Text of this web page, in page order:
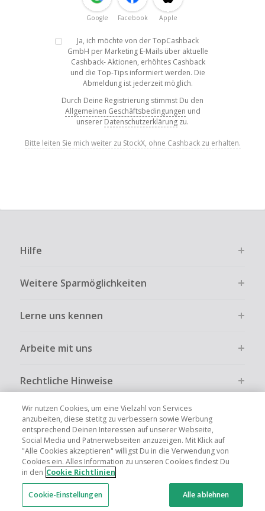
Google Facebook Apple
Ja, ich möchte von der TopCashback
GmbH per Marketing E-Mails über aktuelle
Cashback- Aktionen, erhöhtes Cashback
und die Top-Tips informiert werden. Die
Abmeldung ist jederzeit möglich.
Durch Deine Registrierung stimmst Du den
Allgemeinen Geschäftsbedingungen und
unserer Datenschutzerklärung zu.
Bitte leiten Sie mich weiter zu StockX, ohne Cashback zu erhalten.
Hilfe
Weitere Sparmöglichkeiten
Lerne uns kennen
Arbeite mit uns
Rechtliche Hinweise
Globale Websites UK US CN JP FR AU IT
Wir nutzen Cookies, um eine Vielzahl von Services
anzubeiten, diese stetitg zu verbessern sowie Werbung
entsprechend Deinen Interessen auf unserer Webseite,
Social Media und Patnerwebseiten anzuzeigen. Mit Klick auf
"Alle Cookies akzeptieren" willigst Du in die Verwendung von
Cookies ein. Alles Information zu unseren Cookies findest Du
in den Cookie Richtlinien
Cookie-Einstellungen Alle ablehnen